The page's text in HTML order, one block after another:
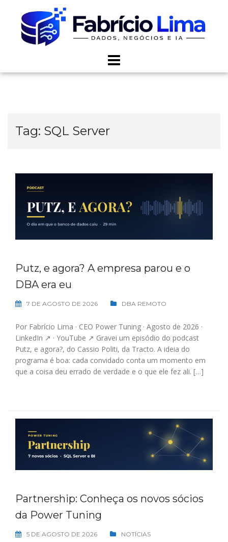
content
Tag: SQL Server
Putz, e agora? A empresa parou e o
DBA era eu
7 DE AGOSTO DE 2026 DBA REMOTO
Por Fabrício Lima · CEO Power Tuning · Agosto de 2026 ·
LinkedIn ↗ · YouTube ↗ Gravei um episódio do podcast
Putz, e agora?, do Cassio Politi, da Tracto. A ideia do
programa é boa: cada convidado conta um momento em
que a coisa deu errado de verdade e o que ele fez ali. […]
Partnership: Conheça os novos sócios
da Power Tuning
5 DE AGOSTO DE 2026 NOTÍCIAS